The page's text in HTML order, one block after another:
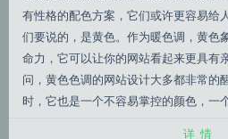
有性格的配色方案，它们或许更容易给
们要说的，是黄色。作为暖色调，黄色
命力，它可以让你的网站看起来更具有
问，黄色色调的网站设计大多都非常的
时，它也是一个不容易掌控的颜色，一
详情